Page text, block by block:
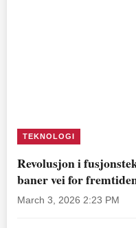
TEKNOLOGI
Revolusjon i
baner vei for
March 3, 2026 2:23 PM